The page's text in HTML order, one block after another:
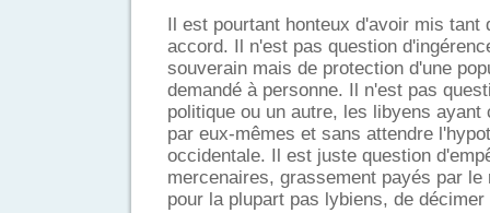
Il est pourtant honteux d'avoir mis tant
accord. Il n'est pas question
souverain mais de protection d'une
demandé à personne. Il n'est pas
politique ou un autre, les libyens ayant
par eux-mêmes et sans attendre
occidentale. Il est juste question
mercenaires, grassement payés par le
pour la plupart pas lybiens, de